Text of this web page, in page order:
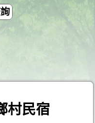
村民宿